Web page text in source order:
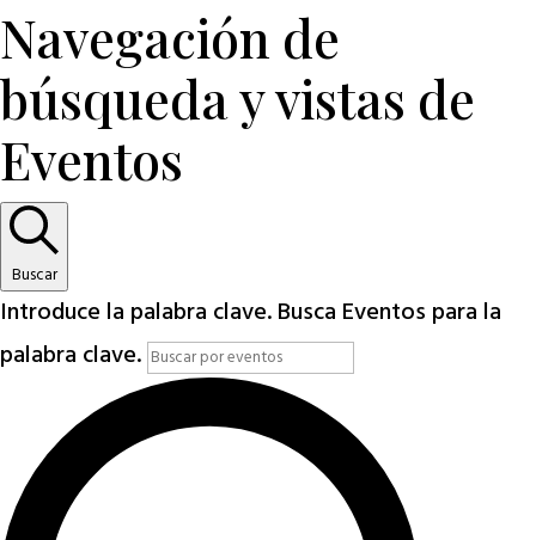
Navegación de
búsqueda y vistas de
Eventos
Buscar
Introduce la palabra clave. Busca Eventos para la
palabra clave.